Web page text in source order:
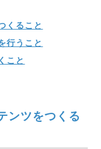
くること
行うこと
こと
ンツをつくる